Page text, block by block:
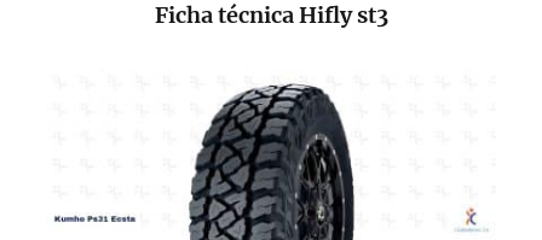
Ficha técnica Hifly st3